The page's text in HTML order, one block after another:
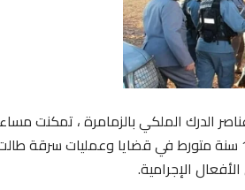
يونيو الجاري، من توقيف واعتقال شخص يبلغ من العمر حوالي 18 سنة متورط في
الإجرامية.